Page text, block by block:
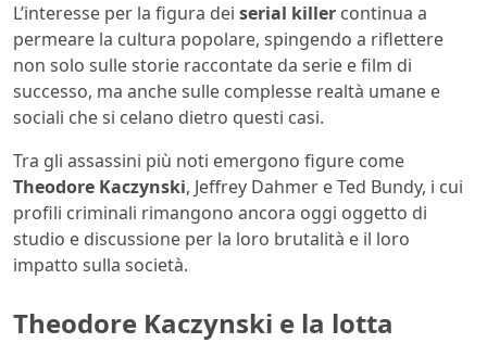
L’interesse per la figura dei serial killer continua a
permeare la cultura popolare, spingendo a riflettere
non solo sulle storie raccontate da serie e film di
successo, ma anche sulle complesse realtà umane e
sociali che si celano dietro questi casi.
Tra gli assassini più noti emergono figure come
Theodore Kaczynski, Jeffrey Dahmer e Ted Bundy, i cui
profili criminali rimangono ancora oggi oggetto di
studio e discussione per la loro brutalità e il loro
impatto sulla società.
Theodore Kaczynski e la lotta